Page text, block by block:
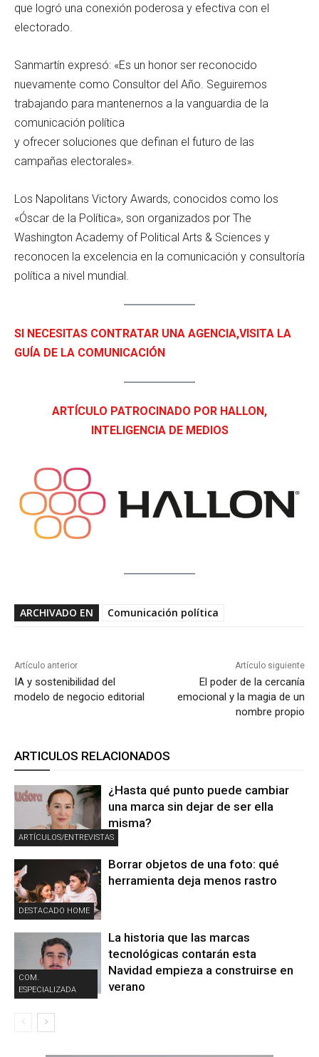
que logró una conexión poderosa y efectiva con el
electorado.
Sanmartín expresó: «Es un honor ser reconocido
nuevamente como Consultor del Año. Seguiremos
trabajando para mantenernos a la vanguardia de la
comunicación política
y ofrecer soluciones que definan el futuro de las
campañas electorales».
Los Napolitans Victory Awards, conocidos como los
«Óscar de la Política», son organizados por The
Washington Academy of Political Arts & Sciences y
reconocen la excelencia en la comunicación y consultoría
política a nivel mundial.
SI NECESITAS CONTRATAR UNA AGENCIA,VISITA LA
GUÍA DE LA COMUNICACIÓN
ARTÍCULO PATROCINADO POR HALLON,
INTELIGENCIA DE MEDIOS
ARCHIVADO EN Comunicación política
Artículo anterior
IA y sostenibilidad del
modelo de negocio editorial
Artículo siguiente
El poder de la cercanía
emocional y la magia de un
nombre propio
ARTICULOS RELACIONADOS
ARTÍCULOS/ENTREVISTAS
¿Hasta qué punto puede cambiar
una marca sin dejar de ser ella
misma?
DESTACADO HOME
Borrar objetos de una foto: qué
herramienta deja menos rastro
COM.
ESPECIALIZADA
La historia que las marcas
tecnológicas contarán esta
Navidad empieza a construirse en
verano